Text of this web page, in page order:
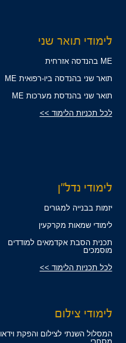
לימודי תואר שני
ME בהנדסה אזרחית
תואר שני בהנדסה ביו-רפואית ME
תואר שני בהנדסת מערכות ME
לכל תכניות הלימוד >>
לימודי נדל"ן
יזמות בבנייה למגורים
לימודי שמאות מקרקעין
תכנית הסבת אקדמאים למודדים
מוסמכים
לכל תכניות הלימוד >>
לימודי צילום
המסלול השנתי לצילום והפקת וידאו